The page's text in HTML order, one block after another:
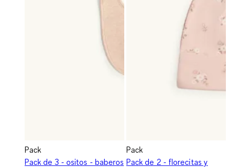
Pack
Pack de 3 - ositos - baberos
Pack
Pack de 2 - florecitas y